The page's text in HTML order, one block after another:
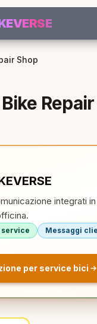
Shop
integrati
service Messaggi
per service bici